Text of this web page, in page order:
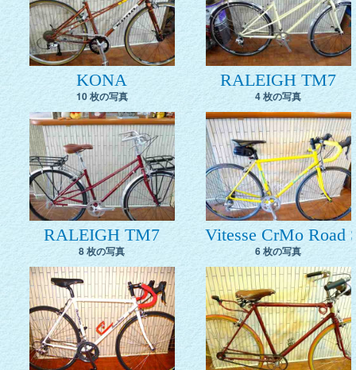
KONA
10 枚の写真
RALEIGH TM7
4 枚の写真
RALEIGH TM7
8 枚の写真
Vitesse CrMo Road
6 枚の写真